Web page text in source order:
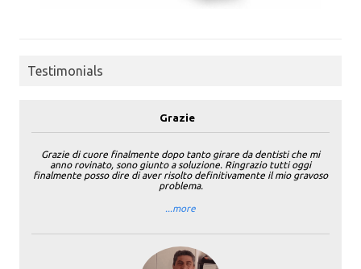
Testimonials
Grazie
Grazie di cuore finalmente dopo tanto girare da dentisti che mi
anno rovinato, sono giunto a soluzione. Ringrazio tutti oggi
finalmente posso dire di aver risolto definitivamente il mio gravoso
problema.
...more